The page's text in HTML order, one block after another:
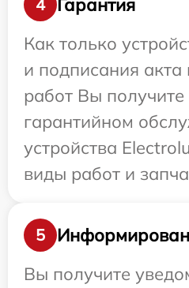
4
Гарантия
Как только
и подписания
работ Вы
гарантийном
устройства
виды работ и
5
Вы получите